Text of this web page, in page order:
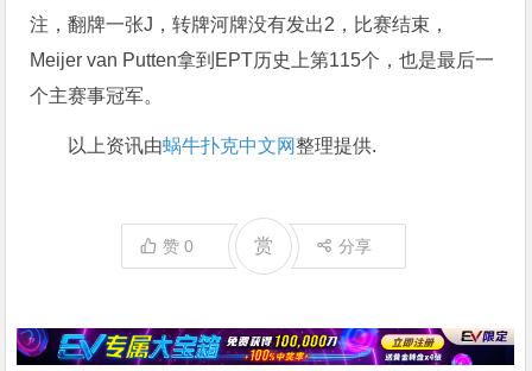
注，翻牌一张J，转牌河牌没有发出2，比赛结束，
Meijer van Putten拿到EPT历史上第115个，也是最后一
个主赛事冠军。
以上资讯由蜗牛扑克中文网整理提供.
赞0 赏 分享